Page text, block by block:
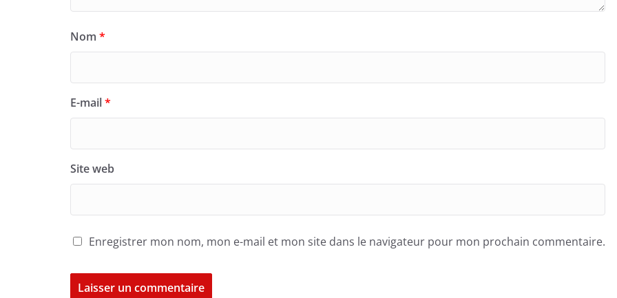
Nom *
E-mail*
Site web
Enregistrer mon nom, mon e-mail et mon site dans le navigateur pour mon prochain commentaire.